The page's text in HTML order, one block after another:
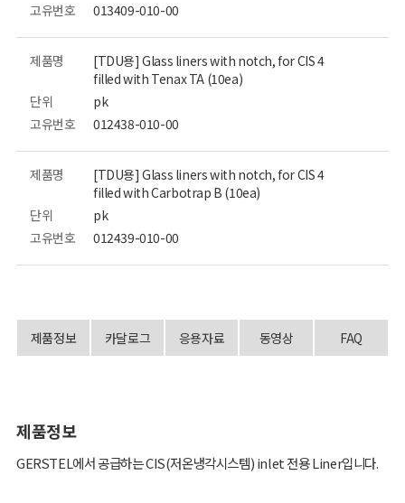
고유번호
013409-010-00
제품명
[TDU용] Glass liners with notch, for CIS 4
filled with Tenax TA (10ea)
단위
pk
고유번호
012438-010-00
제품명
[TDU용] Glass liners with notch, for CIS 4
filled with Carbotrap B (10ea)
단위
pk
고유번호
012439-010-00
제품정보 카달로그 응용자료 동영상 FAQ
제품정보
GERSTEL에서 공급하는 CIS(저온냉각시스템) inlet 전용 Liner입니다.